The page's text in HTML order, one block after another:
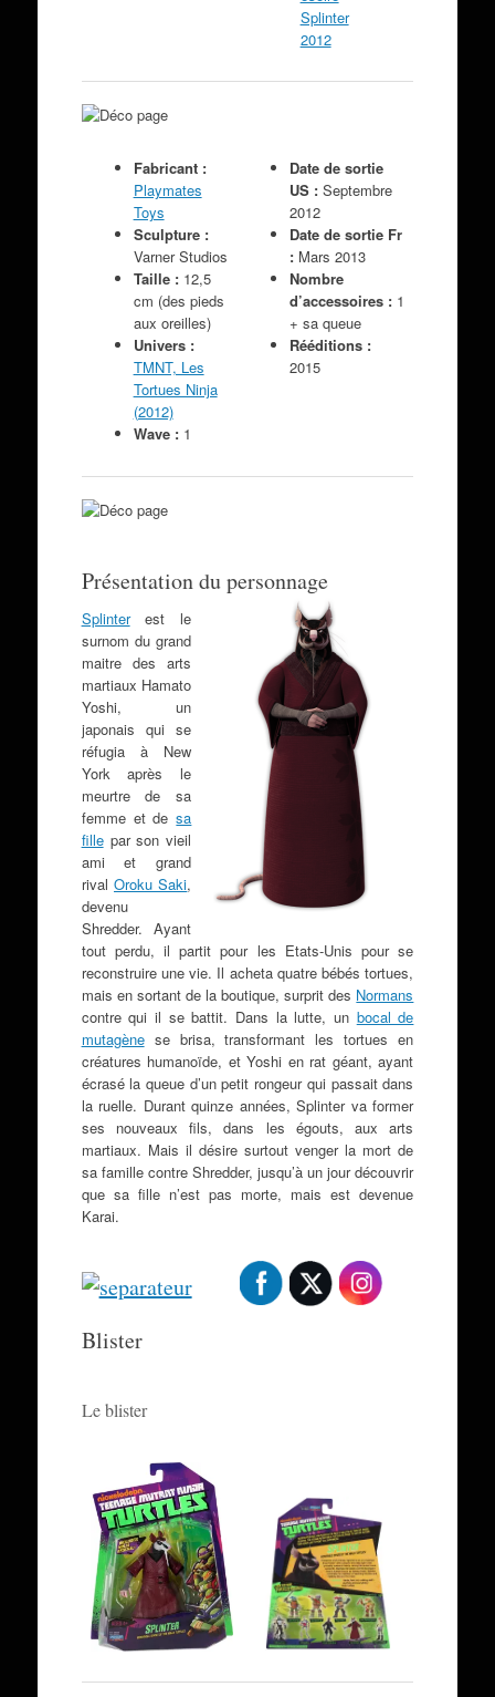
Fabricant :
Playmates
Toys
Sculpture :
Varner Studios
Taille :12,5
cm (des pieds
aux oreilles)
Univers :
TMNT, Les
Tortues Ninja
(2012)
Wave :1
Date de sortie
US : Septembre
2012
Date de sortie Fr
:Mars 2013
Nombre
d’accessoires :1
+ sa queue
Rééditions :
2015
Présentation du personnage
Splinterest le
surnom du grand
maitre des arts
martiaux Hamato
Yoshi, un
japonais qui se
réfugia à New
York après le
meurtre de sa
femme et desa
fillepar son vieil
ami et grand
rival Oroku Saki,
devenu
Shredder. Ayant
tout perdu, il partit pour les Etats-Unis pour se
reconstruire une vie. Il acheta quatre bébés tortues,
mais en sortant de la boutique, surprit des Normans
contre qui il se battit. Dans la lutte, un bocal de
mutagènese brisa, transformant les tortues en
créatures humanoïde, et Yoshi en rat géant, ayant
écrasé la queue d’un petit rongeur qui passait dans
la ruelle. Durant quinze années, Splinter va former
ses nouveaux fils, dans les égouts, aux arts
martiaux. Mais il désire surtout venger la mort de
sa famille contre Shredder, jusqu’à un jour découvrir
que sa fille n’est pas morte, mais est devenue
Karai.
Blister
Le blister